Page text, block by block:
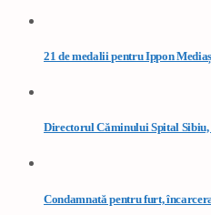
21 de medalii pentru Ippon
Directorul Căminului Spital
Condamnată pentru furt,